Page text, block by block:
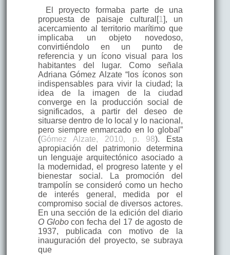
El proyecto formaba parte de una
propuesta de paisaje cultural[1 ], un
acercamiento al territorio marítimo que
implicaba un objeto novedoso,
convirtiéndolo en un punto de
referencia y un ícono visual para los
habitantes del lugar. Como señala
Adriana Gómez Alzate “los íconos son
indispensables para vivir la ciudad; la
idea de la imagen de la ciudad
converge en la producción social de
significados, a partir del deseo de
situarse dentro de lo local y lo nacional,
pero siempre enmarcado en lo global”
(Gómez Alzate, 2010, p. 98). Esta
apropiación del patrimonio determina
un lenguaje arquitectónico asociado a
la modernidad, el progreso latente y el
bienestar social. La promoción del
trampolín se consideró como un hecho
de interés general, medida por el
compromiso social de diversos actores.
En una sección de la edición del diario
O Globocon fecha del 17 de agosto de
1937, publicada con motivo de la
inauguración del proyecto, se subraya
que